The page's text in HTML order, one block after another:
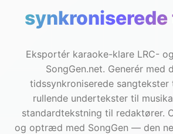
Eksportér karaoke-klare LRC-
SongGen.net. Generér med
tidssynkroniserede
rullende undertekster til
standardtekstning til redaktører.
og optræd med SongGen — den